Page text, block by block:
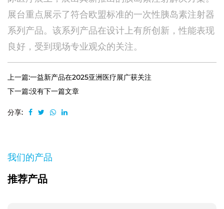
展台重点展示了符合欧盟标准的一次性胰岛素注射器
系列产品。该系列产品在设计上有所创新，性能表现
良好，受到现场专业观众的关注。
上一篇:一益新产品在2025亚洲医疗展广获关注
下一篇:没有下一篇文章
分享:
我们的产品
推荐产品